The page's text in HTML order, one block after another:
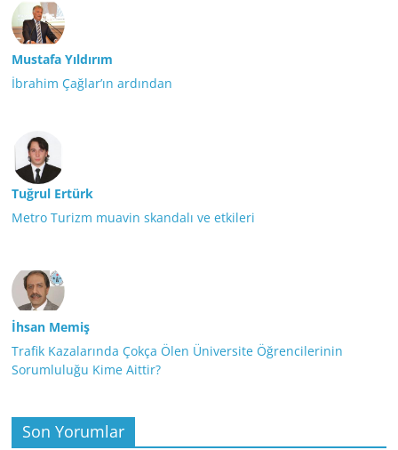
Mustafa Yıldırım
İbrahim Çağlar’ın ardından
Tuğrul Ertürk
Metro Turizm muavin skandalı ve etkileri
İhsan Memiş
Trafik Kazalarında Çokça Ölen Üniversite Öğrencilerinin
Sorumluluğu Kime Aittir?
Son Yorumlar